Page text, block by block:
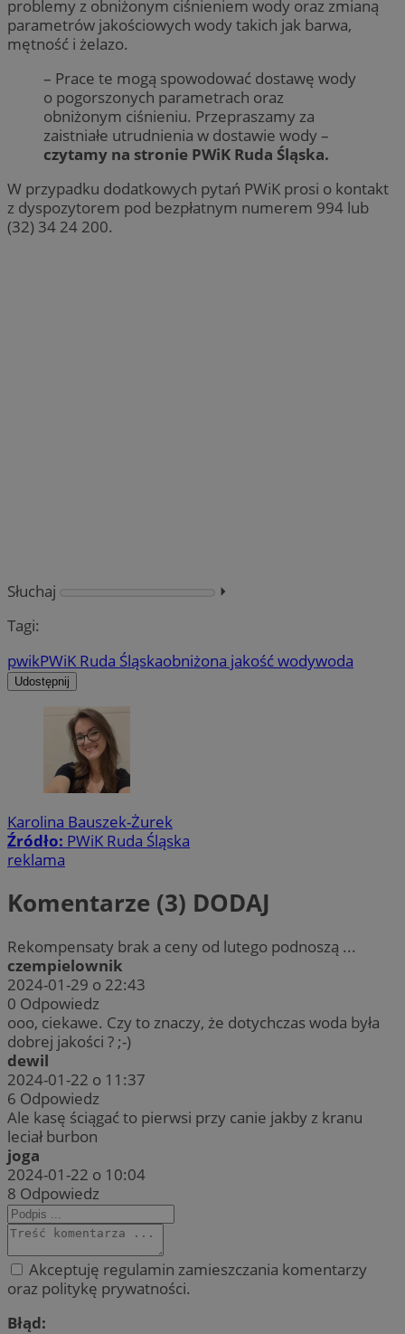
problemy z obniżonym ciśnieniem wody oraz zmianą
parametrów jakościowych wody takich jak barwa,
mętność i żelazo.
– Prace te mogą spowodować dostawę wody
o pogorszonych parametrach oraz
obniżonym ciśnieniu. Przepraszamy za
zaistniałe utrudnienia w dostawie wody –
czytamy na stronie PWiK Ruda Śląska.
W przypadku dodatkowych pytań PWiK prosi o kontakt
z dyspozytorem pod bezpłatnym numerem 994 lub
(32) 34 24 200.
Słuchaj
⏵︎
Tagi:
pwikPWiK Ruda Śląskaobniżona jakość wodywoda
Udostępnij
Karolina Bauszek-Żurek
Źródło: PWiK Ruda Śląska
reklama
Komentarze (3) DODAJ
Rekompensaty brak a ceny od lutego podnoszą ...
czempielownik
2024-01-29 o 22:43
0 Odpowiedz
ooo, ciekawe. Czy to znaczy, że dotychczas woda była
dobrej jakości ? ;-)
dewil
2024-01-22 o 11:37
6 Odpowiedz
Ale kasę ściągać to pierwsi przy canie jakby z kranu
leciał burbon
joga
2024-01-22 o 10:04
8 Odpowiedz
Akceptuję regulamin zamieszczania komentarzy
oraz politykę prywatności.
Błąd: